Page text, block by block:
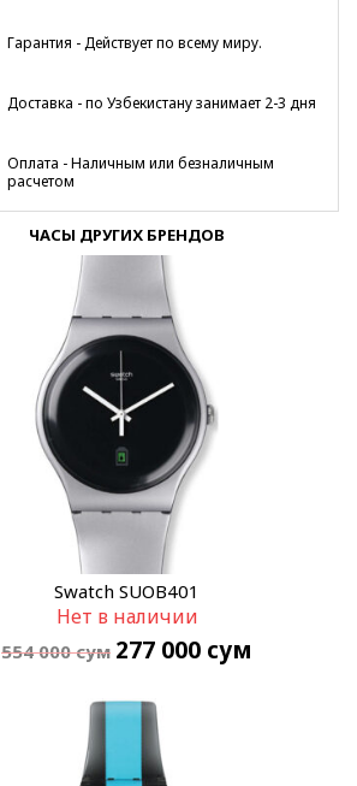
Гарантия - Действует по всему миру.
Доставка - по Узбекистану занимает 2-3 дня
Оплата - Наличным или безналичным
расчетом
ЧАСЫ ДРУГИХ БРЕНДОВ
Swatch SUOB401
Нет в наличии
554 000сум 277 000 сум